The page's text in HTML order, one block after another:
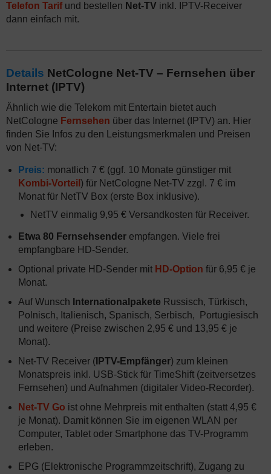
Telefon Tarifund bestellen Net-TV inkl. IPTV-Receiver
dann einfach mit.
Details NetCologne Net-TV – Fernsehen über
Internet (IPTV)
Ähnlich wie die Telekom mit Entertain bietet auch
NetCologne Fernsehen über das Internet (IPTV) an. Hier
finden Sie Infos zu den Leistungsmerkmalen und Preisen
von Net-TV:
Preis: monatlich 7 € (ggf. 10 Monate günstiger mit
Kombi-Vorteil ) für NetCologne Net-TV zzgl. 7 € im
Monat für NetTV Box (erste Box inklusive).
NetTV einmalig 9,95 € Versandkosten für Receiver.
Etwa 80 Fernsehsender empfangen. Viele frei
empfangbare HD-Sender.
Optional private HD-Sender mit HD-Option für 6,95 € je
Monat.
Auf Wunsch Internationalpakete Russisch, Türkisch,
Polnisch, Italienisch, Spanisch, Serbisch, Portugiesisch
und weitere (Preise zwischen 2,95 € und 13,95 € je
Monat).
Net-TV Receiver ( IPTV-Empfänger) zum kleinen
Monatspreis inkl. USB-Stick für TimeShift (zeitversetzes
Fernsehen) und Aufnahmen (digitaler Video-Recorder).
Net-TV Go ist ohne Mehrpreis mit enthalten (statt 4,95 €
je Monat). Damit können Sie im eigenen WLAN per
Computer, Tablet oder Smartphone das TV-Programm
erleben.
EPG (Elektronische Programmzeitschrift), Zugang zu